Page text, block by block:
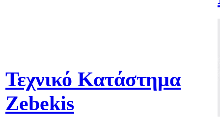
Τεχνικό Κατάστημα
Zebekis